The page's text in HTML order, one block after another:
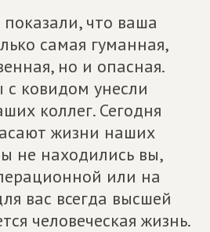
что ваша
самая гуманная,
но и опасная.
ковидом унесли
коллег. Сегодня
жизни наших
не находились вы,
или на
вас всегда высшей
человеческая жизнь.